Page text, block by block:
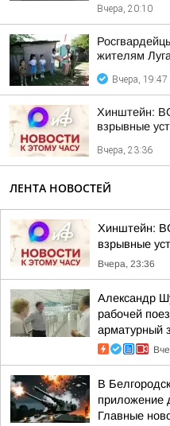
Вчера, 20:10
жителям
Вчера, 19:47
Хинштейн:
взрывные
Вчера, 23:36
ЛЕНТА НОВОСТЕЙ
Хинштейн:
взрывные
Вчера, 23:36
Александр
рабочей
арматурный
В
приложение
Главные